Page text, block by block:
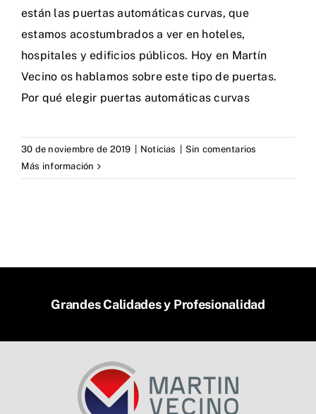
están las puertas automáticas curvas, que
estamos acostumbrados a ver en hoteles,
hospitales y edificios públicos. Hoy en Martín
Vecino os hablamos sobre este tipo de puertas.
Por qué elegir puertas automáticas curvas
30 de noviembre de 2019 Noticias
Sin comentarios
Más información
Grandes Calidades y Profesionalidad